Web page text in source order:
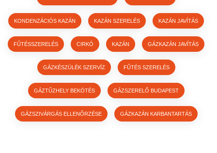
KONDENZÁCIÓS KAZÁN KAZÁN SZERELÉS KAZÁN JAVÍTÁS
FŰTÉSSZERELÉS CIRKÓ KAZÁN GÁZKAZÁN JAVÍTÁS
GÁZKÉSZÜLÉK SZERVÍZ FŰTÉS SZERELÉS
GÁZTŰZHELY BEKÖTÉS GÁZSZERELŐ BUDAPEST
GÁZSZIVÁRGÁS ELLENŐRZÉSE GÁZKAZÁN KARBANTARTÁS